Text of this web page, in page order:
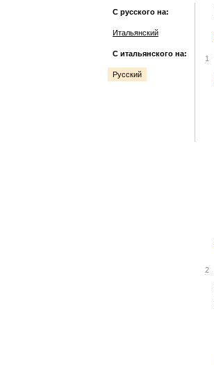
С русского на:
Итальянский
С итальянского на:
Русский
1
2